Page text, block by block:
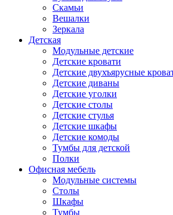
Скамьи
Вешалки
Зеркала
Детская
Модульные детские
Детские кровати
Детские двухъярусные
Детские диваны
Детские уголки
Детские столы
Детские стулья
Детские шкафы
Детские комоды
Тумбы для детской
Полки
Офисная мебель
Модульные системы
Столы
Шкафы
Тумбы